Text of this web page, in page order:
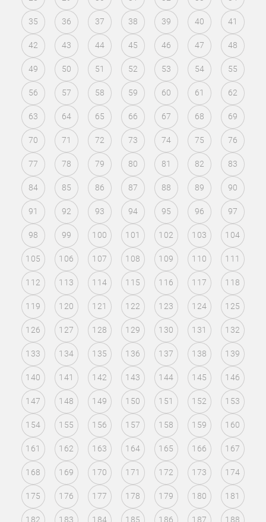
35 36 37 38 39 40 41
42 43 44 45 46 47 48
49 50 51 52 53 54 55
56 57 58 59 60 61 62
63 64 65 66 67 68 69
70 71 72 73 74 75 76
77 78 79 80 81 82 83
84 85 86 87 88 89 90
91 92 93 94 95 96 97
98 99 100 101 102 103 104
105 106 107 108 109 110 111
112 113 114 115 116 117 118
119 120 121 122 123 124 125
126 127 128 129 130 131 132
133 134 135 136 137 138 139
140 141 142 143 144 145 146
147 148 149 150 151 152 153
154 155 156 157 158 159 160
161 162 163 164 165 166 167
168 169 170 171 172 173 174
175 176 177 178 179 180 181
182 183 184 185 186 187 188